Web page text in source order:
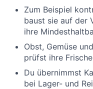
Zum Beispiel
baust sie auf der
ihre
Obst, Gemüse
prüfst ihre Frische
Du übernimmst
bei Lager- und